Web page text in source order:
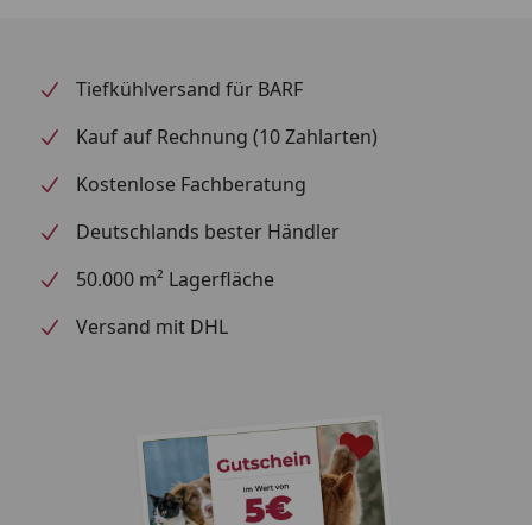
Wasserflusses, was zu einem leiseren Betrieb führt.
neues und verbessertes Hochpräzisionsventil am
Fallrohr, das eine einfache Regulierung des
Betrieb ermöglicht.
Hinweis: Auslieferung der Produkte erfolgt ohne
Tiefkühlversand für BARF
Kauf auf Rechnung (10 Zahlarten)
Kostenlose Fachberatung
Deutschlands bester Händler
50.000 m² Lagerfläche
Versand mit DHL